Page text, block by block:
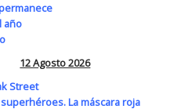
año
12 Agosto 2026
Street
La máscara roja